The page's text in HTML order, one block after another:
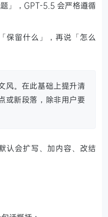
」，GPT-5.5 会严格遵循
保留什么」，再说「怎么
风。在此基础上提升清
或新段落，除非用户要
认会扩写、加内容、改结